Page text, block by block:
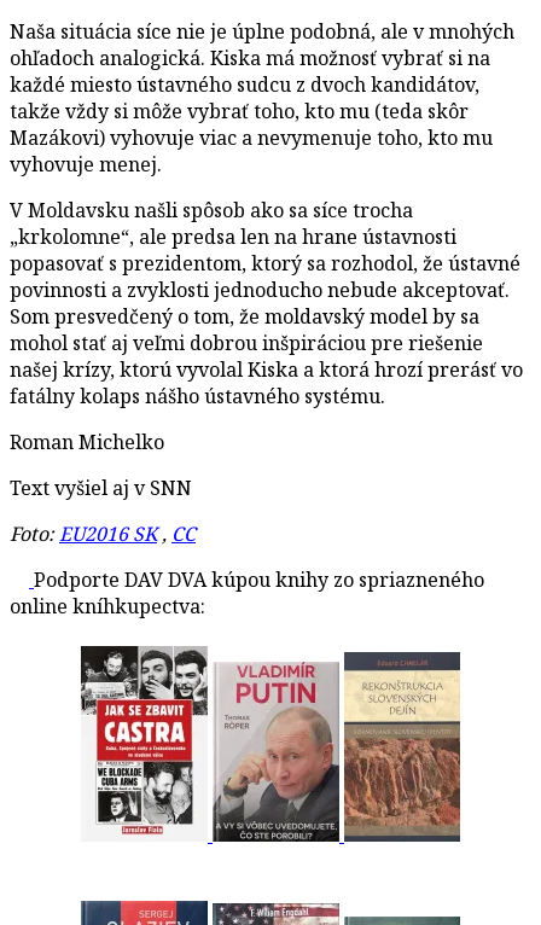
Naša situácia síce nie je úplne podobná, ale v mnohých
ohľadoch analogická. Kiska má možnosť vybrať si na
každé miesto ústavného sudcu z dvoch kandidátov,
takže vždy si môže vybrať toho, kto mu (teda skôr
Mazákovi) vyhovuje viac a nevymenuje toho, kto mu
vyhovuje menej.
V Moldavsku našli spôsob ako sa síce trocha
„krkolomne“, ale predsa len na hrane ústavnosti
popasovať s prezidentom, ktorý sa rozhodol, že ústavné
povinnosti a zvyklosti jednoducho nebude akceptovať.
Som presvedčený o tom, že moldavský model by sa
mohol stať aj veľmi dobrou inšpiráciou pre riešenie
našej krízy, ktorú vyvolal Kiska a ktorá hrozí prerásť vo
fatálny kolaps nášho ústavného systému.
Roman Michelko
Text vyšiel aj v SNN
Foto:EU2016 SK, CC
Podporte DAV DVA kúpou knihy zo spriazneného
online kníhkupectva: